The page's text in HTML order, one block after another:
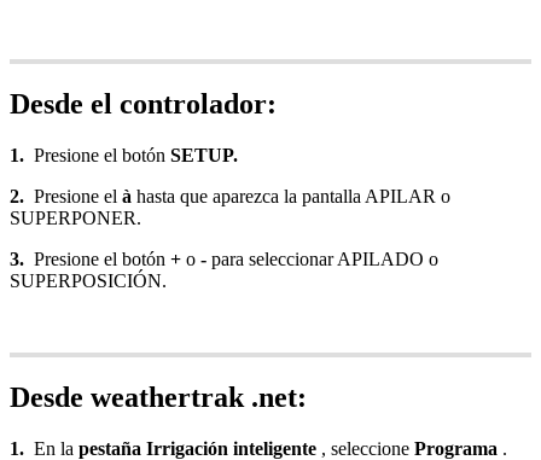
Desde el controlador:
1. Presione el botón SETUP.
2. Presione el à hasta que aparezca la pantalla APILAR o
SUPERPONER.
3. Presione el botón + o - para seleccionar APILADO o
SUPERPOSICIÓN.
Desde weathertrak .net:
1. En la pestaña Irrigación inteligente , seleccione Programa .